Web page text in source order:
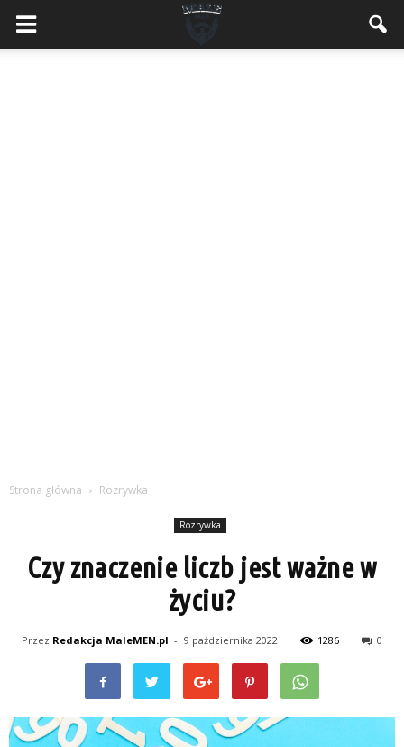
MaleMEN.pl
Strona główna Rozrywka
Rozrywka
Czy znaczenie liczb jest ważne w
życiu?
Przez Redakcja MaleMEN.pl - 9 października 2022 1286 0